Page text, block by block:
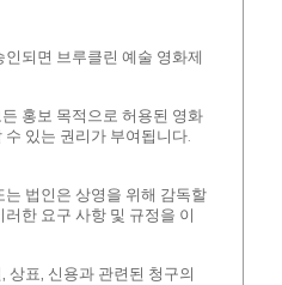
되면 브루클린 예술 영화제
홍보 목적으로 허용된 영화
있는 권리가 부여됩니다.
법인은 상영을 위해 감독할
한 요구 사항 및 규정을 이
상표, 신용과 관련된 청구의